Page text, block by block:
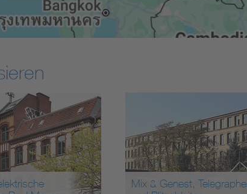
Mix & Genest, Telegraphen-